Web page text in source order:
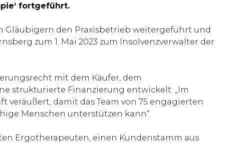
fortgeführt.
Gläubigern den Praxisbetrieb weitergeführt und
zum 1. Mai 2023 zum Insolvenzverwalter der
mit dem Käufer, dem
strukturierte Finanzierung entwickelt: „Im
veräußert, damit das Team von 75 engagierten
Menschen unterstützen kann“.
Ergotherapeuten, einen Kundenstamm aus